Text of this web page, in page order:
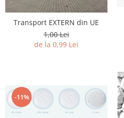
Transport EXTERN din UE
1,00 Lei
de la 0,99 Lei
-11%